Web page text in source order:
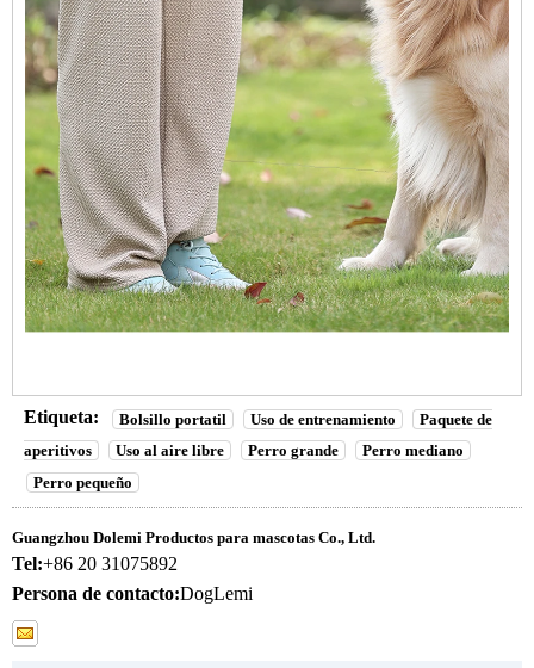
Etiqueta: Bolsillo portatil Uso de entrenamiento
Paquete de
aperitivos
Uso al aire libre Perro grande
Perro mediano
Perro pequeño
Guangzhou Dolemi Productos para mascotas Co., Ltd.
Tel:+86 20 31075892
Persona de contacto:DogLemi